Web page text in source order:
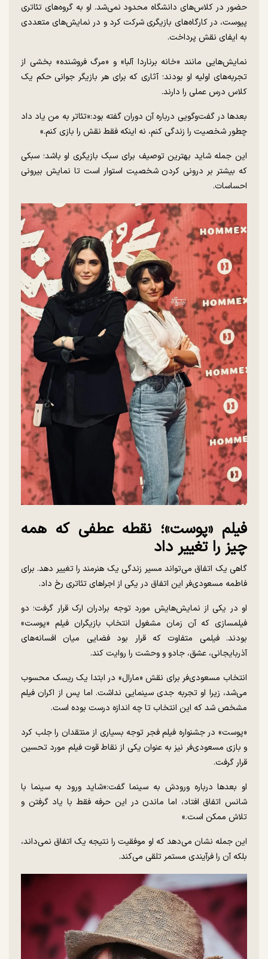
حضور در کلاس‌های دانشگاه محدود نمی‌شد. او به گروه‌های تئاتری
پیوست، در کارگاه‌های بازیگری شرکت کرد و در نمایش‌های متعددی
به ایفای نقش پرداخت.
نمایش‌هایی مانند «خانه برناردا آلبا» و «مرگ فروشنده» بخشی از
تجربه‌های اولیه او بودند؛ آثاری که برای هر بازیگر جوانی حکم یک
کلاس درس عملی را دارند.
بعدها در گفت‌وگویی درباره آن دوران گفته بود:«تئاتر به من یاد داد
چطور شخصیت را زندگی کنم، نه اینکه فقط نقش را بازی کنم.»
این جمله شاید بهترین توصیف برای سبک بازیگری او باشد؛ سبکی
که بیشتر بر درونی کردن شخصیت استوار است تا نمایش بیرونی
احساسات.
فیلم «پوست»؛ نقطه عطفی که همه
چیز را تغییر داد
گاهی یک اتفاق می‌تواند مسیر زندگی یک هنرمند را تغییر دهد. برای
فاطمه مسعودی‌فر این اتفاق در یکی از اجراهای تئاتری رخ داد.
او در یکی از نمایش‌هایش مورد توجه برادران ارک قرار گرفت؛ دو
فیلمسازی که آن زمان مشغول انتخاب بازیگران فیلم «پوست»
بودند. فیلمی متفاوت که قرار بود فضایی میان افسانه‌های
آذربایجانی، عشق، جادو و وحشت را روایت کند.
انتخاب مسعودی‌فر برای نقش «مارال» در ابتدا یک ریسک محسوب
می‌شد، زیرا او تجربه جدی سینمایی نداشت. اما پس از اکران فیلم
مشخص شد که این انتخاب تا چه اندازه درست بوده است.
«پوست» در جشنواره فیلم فجر توجه بسیاری از منتقدان را جلب کرد
و بازی مسعودی‌فر نیز به عنوان یکی از نقاط قوت فیلم مورد تحسین
قرار گرفت.
او بعدها درباره ورودش به سینما گفت:«شاید ورود به سینما با
شانس اتفاق افتاد، اما ماندن در این حرفه فقط با یاد گرفتن و
تلاش ممکن است.»
این جمله نشان می‌دهد که او موفقیت را نتیجه یک اتفاق نمی‌داند،
بلکه آن را فرآیندی مستمر تلقی می‌کند.